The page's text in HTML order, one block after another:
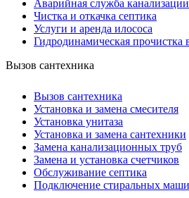
Аварийная служба канализации
Чистка и откачка септика
Услуги и аренда илососа
Гидродинамическая прочистка
Вызов сантехника
Вызов сантехника
Установка и замена смесителя
Установка унитаза
Установка и замена сантехники
Замена канализационных труб
Замена и установка счетчиков
Обслуживание септика
Подключение стиральных